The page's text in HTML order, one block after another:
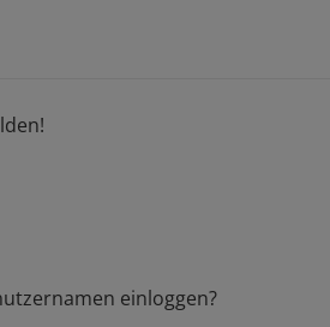
einloggen?